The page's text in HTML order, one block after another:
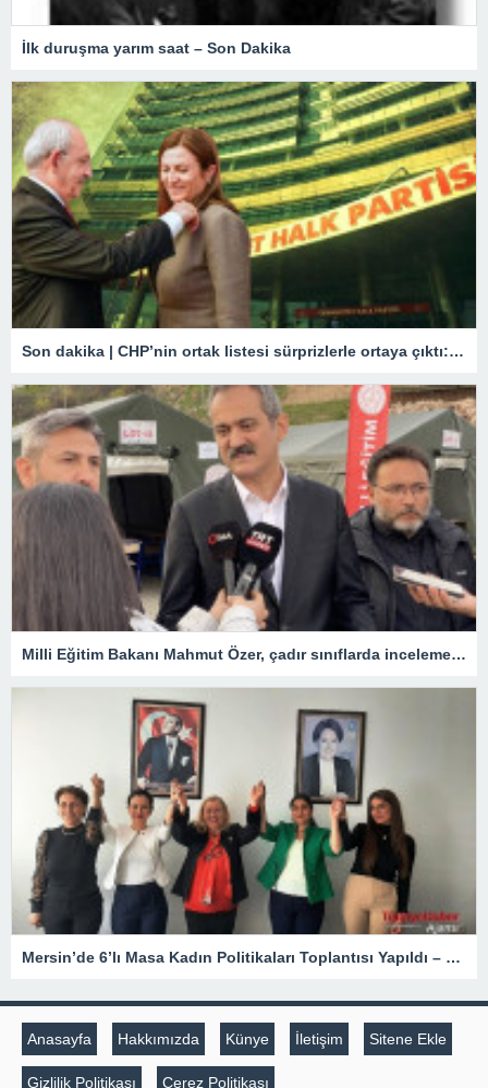
İlk duruşma yarım saat – Son Dakika
Son dakika | CHP’nin ortak listesi sürprizlerle ortaya çıktı: İstanbul’dan aday oluyor! İşte il il çok konuşulacak o isimler
Milli Eğitim Bakanı Mahmut Özer, çadır sınıflarda incelemelerde bulundu
Mersin’de 6’lı Masa Kadın Politikaları Toplantısı Yapıldı – Siyaset
Anasayfa Hakkımızda Künye İletişim Sitene Ekle
Gizlilik Politikası Çerez Politikası